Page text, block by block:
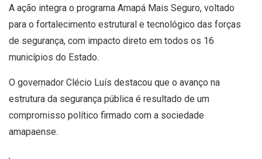
A ação integra o programa Amapá Mais Seguro, voltado
para o fortalecimento estrutural e tecnológico das forças
de segurança, com impacto direto em todos os 16
municípios do Estado.
O governador Clécio Luís destacou que o avanço na
estrutura da segurança pública é resultado de um
compromisso político firmado com a sociedade
amapaense.